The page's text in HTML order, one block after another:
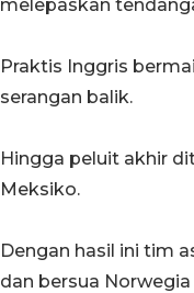
melepaskan
Praktis Inggris
serangan balik.
Hingga peluit akhir
Meksiko.
Dengan hasil ini tim
dan bersua